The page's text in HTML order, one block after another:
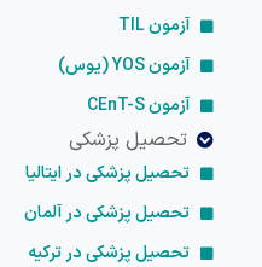
آزمون TIL
آزمون YOS (یوس)
آزمون CEnT-S
تحصیل پزشکی
تحصیل پزشکی در ایتالیا
تحصیل پزشکی در آلمان
تحصیل پزشکی در ترکیه